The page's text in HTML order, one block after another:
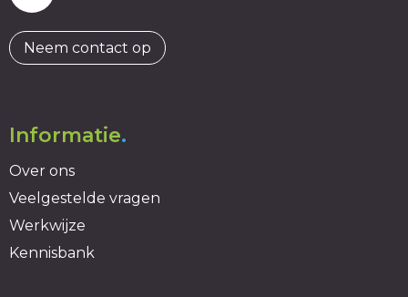
Neem contact op
Informatie.
Over ons
Veelgestelde vragen
Werkwijze
Kennisbank